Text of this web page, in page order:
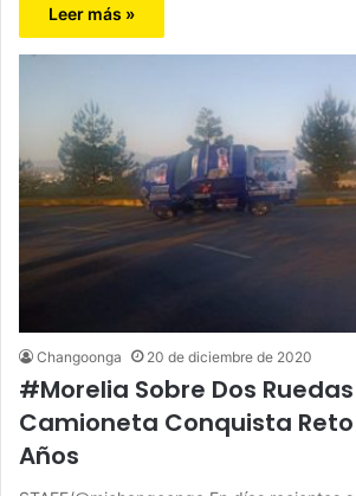
Leer más »
Changoonga 20 de diciembre de 2020
#Morelia Sobre Dos Ruedas
Camioneta Conquista Reto
Años